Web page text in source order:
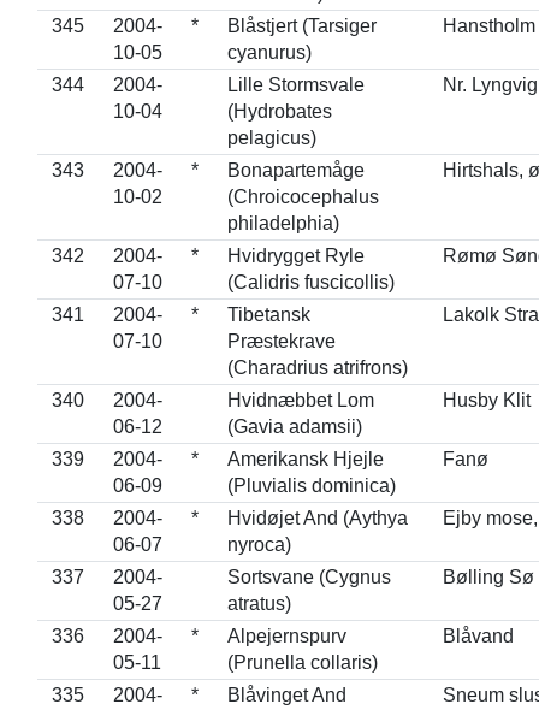
345
2004-
10-05
*
Blåstjert (Tarsiger
cyanurus)
344
2004-
10-04
Lille Stormsvale
(Hydrobates
pelagicus)
Nr. Lyngvig
343
2004-
10-02
*
Bonapartemåge
(Chroicocephalus
philadelphia)
Hirtshals,
342
2004-
07-10
*
Hvidrygget Ryle
(Calidris fuscicollis)
Rømø
341
2004-
07-10
*
Tibetansk
Præstekrave
(Charadrius atrifrons)
Lakolk
340
2004-
06-12
Hvidnæbbet Lom
(Gavia adamsii)
Husby Klit
339
2004-
06-09
*
Amerikansk Hjejle
(Pluvialis dominica)
Fanø
338
2004-
06-07
*
Hvidøjet And (Aythya
nyroca)
Ejby
337
2004-
05-27
Sortsvane (Cygnus
atratus)
Bølling Sø
336
2004-
05-11
*
Alpejernspurv
(Prunella collaris)
Blåvand
335
2004-
*
Blåvinget And
Sneum